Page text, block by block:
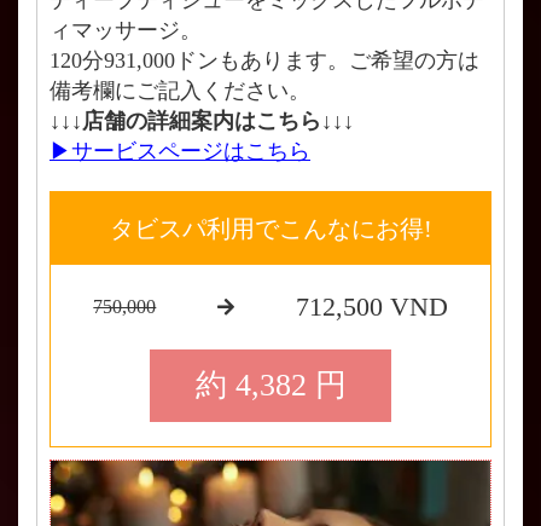
ィマッサージ。
120分931,000ドンもあります。ご希望の方は
備考欄にご記入ください。
↓↓↓店舗の詳細案内はこちら↓↓↓
▶サービスページはこちら
タビスパ利用でこんなにお得!
750,000 712,500 VND
約 4,382 円